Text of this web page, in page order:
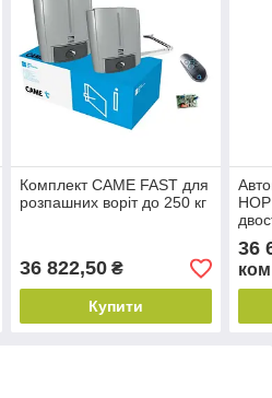
Комплект CAME FAST для
розпашних воріт до 250 кг
36 822,50₴
Купити
36